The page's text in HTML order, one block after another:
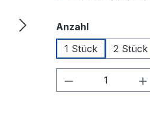
Anzahlauswählen
1 Stück
2 Stück
Produkt